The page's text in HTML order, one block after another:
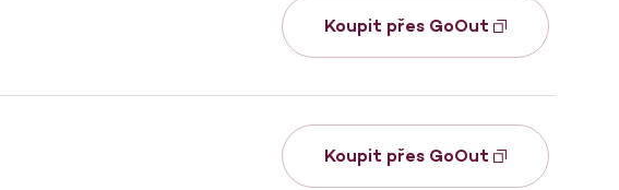
Koupit přes GoOut
Koupit přes GoOut